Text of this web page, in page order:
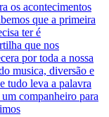
os acontecimentos
que a primeira
ter é
que nos
por toda a nossa
musica, diversão e
tudo leva a palavra
companheiro para